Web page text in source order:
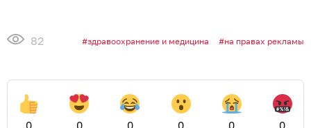
82 здравоохранение и медицина на правах рекламы